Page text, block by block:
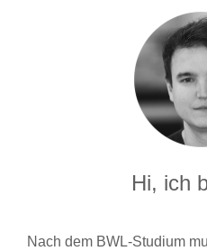
Hi, ich
Nach dem BWL-Studium